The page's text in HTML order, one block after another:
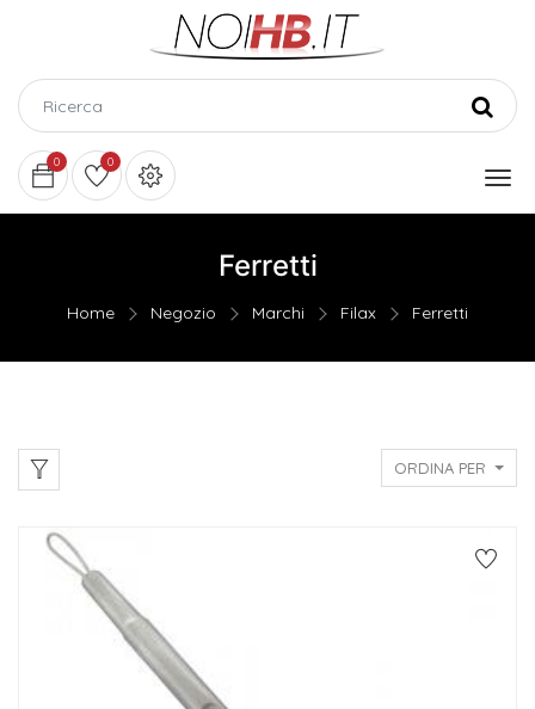
0 0
Ferretti
Home Negozio Marchi Filax Ferretti
ORDINA PER